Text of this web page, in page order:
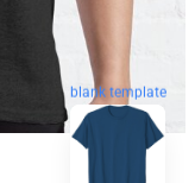
blank template